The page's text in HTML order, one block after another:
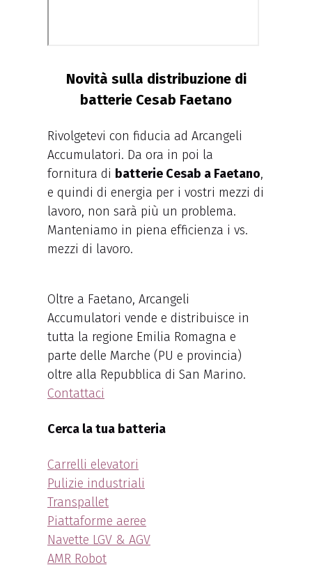
Novità sulla distribuzione di
batterie Cesab Faetano
Rivolgetevi con fiducia ad Arcangeli
Accumulatori. Da ora in poi la
fornitura di batterie Cesab a Faetano,
e quindi di energia per i vostri mezzi di
lavoro, non sarà più un problema.
Manteniamo in piena efficienza i vs.
mezzi di lavoro.
Oltre a Faetano, Arcangeli
Accumulatori vende e distribuisce in
tutta la regione Emilia Romagna e
parte delle Marche (PU e provincia)
oltre alla Repubblica di San Marino.
Contattaci
Cerca la tua batteria
Carrelli elevatori
Pulizie industriali
Transpallet
Piattaforme aeree
Navette LGV & AGV
AMR Robot